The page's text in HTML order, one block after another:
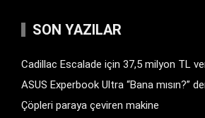
SON YAZILAR
Cadillac Escalade için 37,5 milyon TL
ASUS Experbook Ultra “Bana mısın?”
Çöpleri paraya çeviren makine